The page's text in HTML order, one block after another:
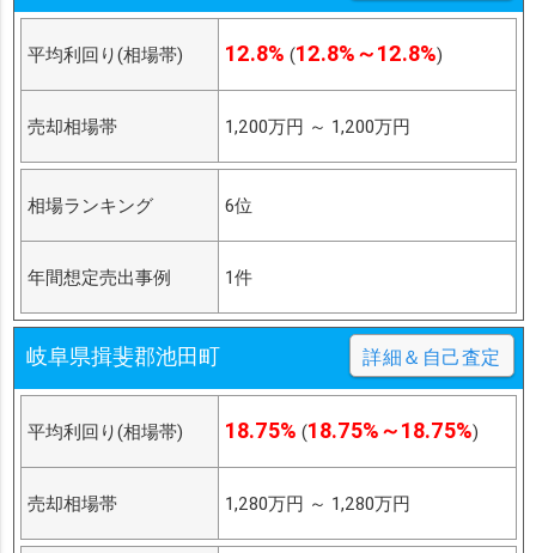
平均利回り(相場帯) 12.8% (12.8%～12.8%)
売却相場帯 1,200万円 ～ 1,200万円
相場ランキング 6位
年間想定売出事例 1件
岐阜県揖斐郡池田町 詳細＆自己査定
平均利回り(相場帯) 18.75% (18.75%～18.75%)
売却相場帯 1,280万円 ～ 1,280万円